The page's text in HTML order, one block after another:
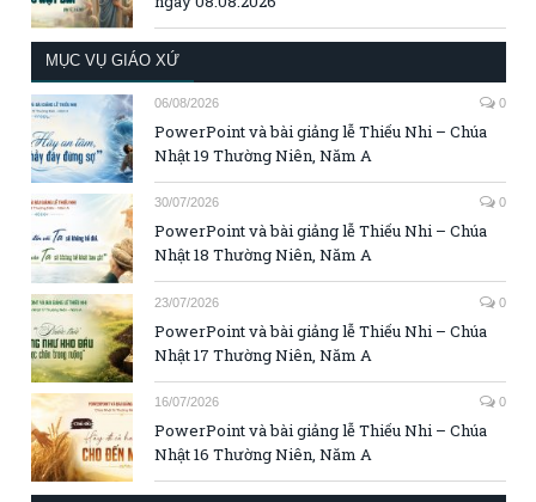
MỤC VỤ GIÁO XỨ
06/08/2026 0
PowerPoint và bài giảng lễ Thiếu Nhi – Chúa
Nhật 19 Thường Niên, Năm A
30/07/2026 0
PowerPoint và bài giảng lễ Thiếu Nhi – Chúa
Nhật 18 Thường Niên, Năm A
23/07/2026 0
PowerPoint và bài giảng lễ Thiếu Nhi – Chúa
Nhật 17 Thường Niên, Năm A
16/07/2026 0
PowerPoint và bài giảng lễ Thiếu Nhi – Chúa
Nhật 16 Thường Niên, Năm A